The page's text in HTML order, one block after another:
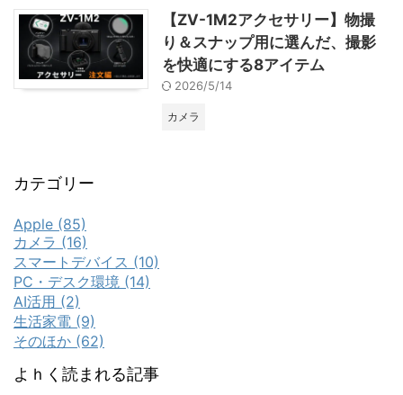
【ZV-1M2アクセサリー】物撮
り＆スナップ用に選んだ、撮影
を快適にする8アイテム
2026/5/14
カメラ
カテゴリー
Apple (85)
カメラ (16)
スマートデバイス (10)
PC・デスク環境 (14)
AI活用 (2)
生活家電 (9)
そのほか (62)
よｈく読まれる記事